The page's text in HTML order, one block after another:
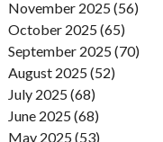
November 2025 (56)
October 2025 (65)
September 2025 (70)
August 2025 (52)
July 2025 (68)
June 2025 (68)
May 2025 (53)